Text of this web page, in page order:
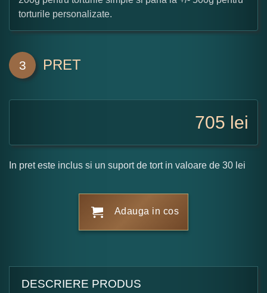
torturile personalizate.
3 PRET
705 lei
In pret este inclus si un suport de tort in valoare de 30 lei
Adauga in cos
DESCRIERE PRODUS